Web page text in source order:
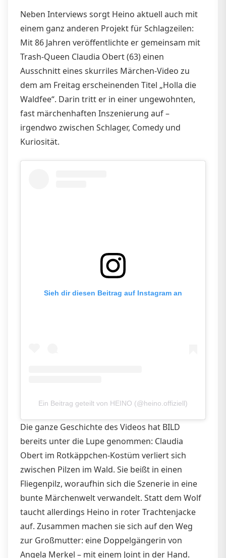
Neben Interviews sorgt Heino aktuell auch mit
einem ganz anderen Projekt für Schlagzeilen:
Mit 86 Jahren veröffentlichte er gemeinsam mit
Trash-Queen Claudia Obert (63) einen
Ausschnitt eines skurriles Märchen-Video zu
dem am Freitag erscheinenden Titel „Holla die
Waldfee“. Darin tritt er in einer ungewohnten,
fast märchenhaften Inszenierung auf –
irgendwo zwischen Schlager, Comedy und
Kuriosität.
Sieh dir diesen Beitrag auf Instagram an
Ein Beitrag geteilt von HEINO (@heino.offiziell)
Die ganze Geschichte des Videos hat BILD
bereits unter die Lupe genommen: Claudia
Obert im Rotkäppchen-Kostüm verliert sich
zwischen Pilzen im Wald. Sie beißt in einen
Fliegenpilz, woraufhin sich die Szenerie in eine
bunte Märchenwelt verwandelt. Statt dem Wolf
taucht allerdings Heino in roter Trachtenjacke
auf. Zusammen machen sie sich auf den Weg
zur Großmutter: eine Doppelgängerin von
Angela Merkel – mit einem Joint in der Hand.